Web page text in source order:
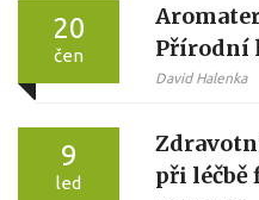
20
čen
Přírodní
-
David Halenka
9
led
při